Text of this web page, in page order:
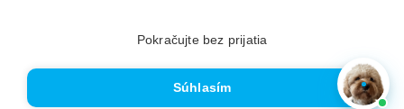
Pokračujte bez prijatia
Súhlasím